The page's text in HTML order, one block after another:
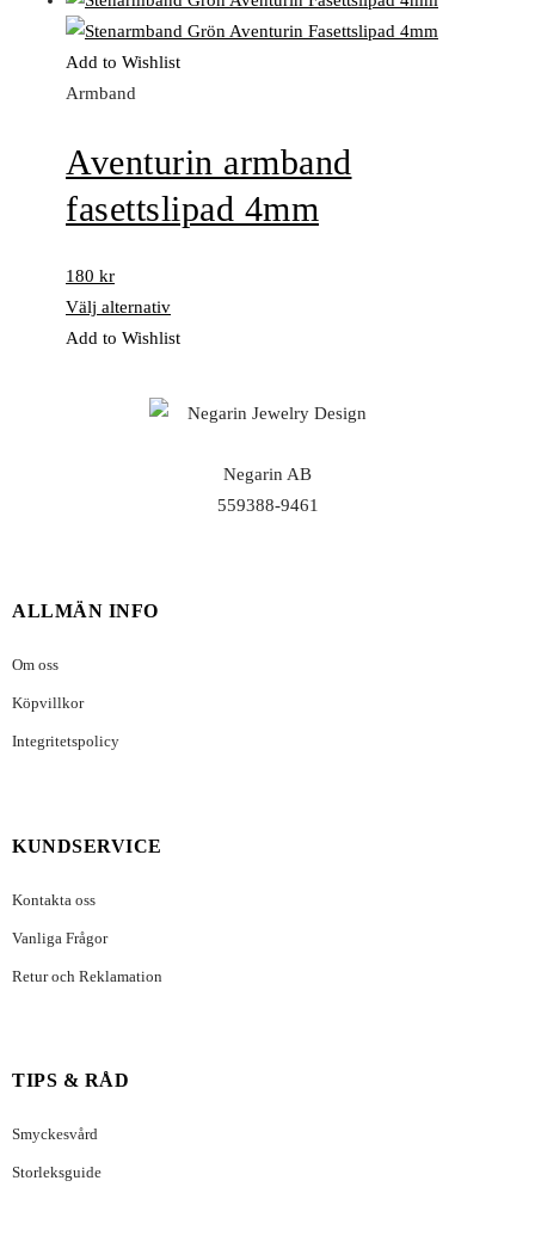
Add to Wishlist
Armband
Aventurin armband
fasettslipad 4mm
180 kr
Välj alternativ
Add to Wishlist
Negarin AB
559388-9461
ALLMÄN INFO
Om oss
Köpvillkor
Integritetspolicy
KUNDSERVICE
Kontakta oss
Vanliga Frågor
Retur och Reklamation
TIPS & RÅD
Smyckesvård
Storleksguide